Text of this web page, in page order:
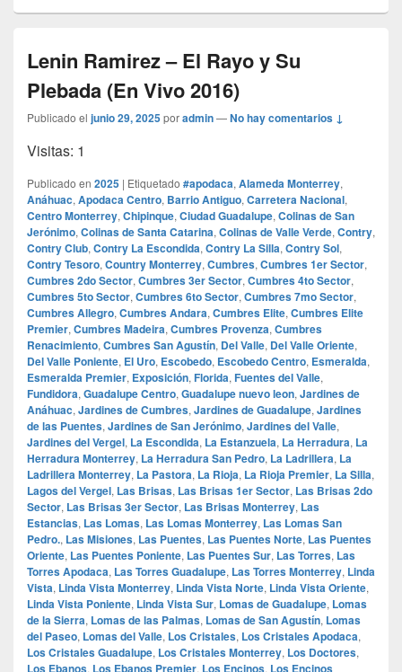
Lenin Ramirez – El Rayo y Su
Plebada (En Vivo 2016)
Publicado el junio 29, 2025poradmin—No hay comentarios ↓
Visitas: 1
Publicado en 2025 | Etiquetado #apodaca, Alameda Monterrey,
Anáhuac, Apodaca Centro, Barrio Antiguo, Carretera Nacional,
Centro Monterrey, Chipinque, Ciudad Guadalupe, Colinas de San
Jerónimo, Colinas de Santa Catarina, Colinas de Valle Verde, Contry,
Contry Club, Contry La Escondida, Contry La Silla, Contry Sol,
Contry Tesoro, Country Monterrey, Cumbres, Cumbres 1er Sector,
Cumbres 2do Sector, Cumbres 3er Sector, Cumbres 4to Sector,
Cumbres 5to Sector, Cumbres 6to Sector, Cumbres 7mo Sector,
Cumbres Allegro, Cumbres Andara, Cumbres Elite, Cumbres Elite
Premier, Cumbres Madeira, Cumbres Provenza, Cumbres
Renacimiento, Cumbres San Agustín, Del Valle, Del Valle Oriente,
Del Valle Poniente, El Uro, Escobedo, Escobedo Centro, Esmeralda,
Esmeralda Premier, Exposición, Florida, Fuentes del Valle,
Fundidora, Guadalupe Centro, Guadalupe nuevo leon, Jardines de
Anáhuac, Jardines de Cumbres, Jardines de Guadalupe, Jardines
de las Puentes, Jardines de San Jerónimo, Jardines del Valle,
Jardines del Vergel, La Escondida, La Estanzuela, La Herradura, La
Herradura Monterrey, La Herradura San Pedro, La Ladrillera, La
Ladrillera Monterrey, La Pastora, La Rioja, La Rioja Premier, La Silla,
Lagos del Vergel, Las Brisas, Las Brisas 1er Sector, Las Brisas 2do
Sector, Las Brisas 3er Sector, Las Brisas Monterrey, Las
Estancias, Las Lomas, Las Lomas Monterrey, Las Lomas San
Pedro., Las Misiones, Las Puentes, Las Puentes Norte, Las Puentes
Oriente, Las Puentes Poniente, Las Puentes Sur, Las Torres, Las
Torres Apodaca, Las Torres Guadalupe, Las Torres Monterrey, Linda
Vista, Linda Vista Monterrey, Linda Vista Norte, Linda Vista Oriente,
Linda Vista Poniente, Linda Vista Sur, Lomas de Guadalupe, Lomas
de la Sierra, Lomas de las Palmas, Lomas de San Agustín, Lomas
del Paseo, Lomas del Valle, Los Cristales, Los Cristales Apodaca,
Los Cristales Guadalupe, Los Cristales Monterrey, Los Doctores,
Los Ebanos, Los Ebanos Premier, Los Encinos, Los Encinos